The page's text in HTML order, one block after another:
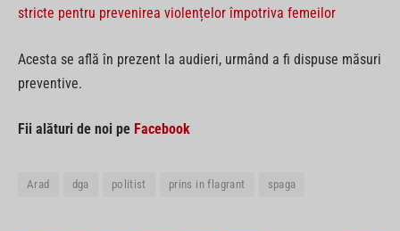
stricte pentru prevenirea violențelor împotriva femeilor
Acesta se află în prezent la audieri, urmând a fi dispuse măsuri
preventive.
Fii alături de noi pe Facebook
Arad dga politist prins in flagrant spaga